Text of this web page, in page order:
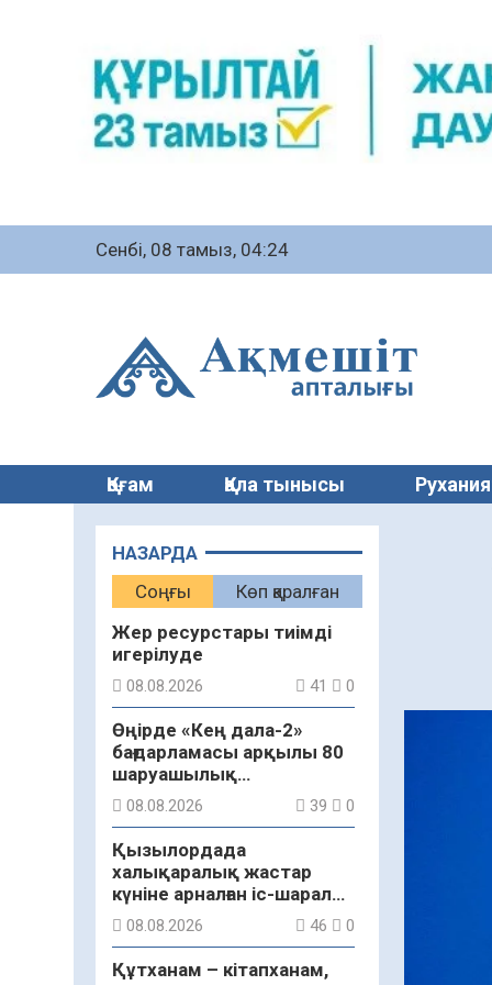
Сенбі, 08 тамыз, 04:24
Қоғам Қала тынысы
НАЗАРДА
Соңғы
Көп қаралған
Жер ресурстары тиімді
игерілуде
08.08.2026 41 0
Өңірде «Кең дала-2»
бағдарламасы арқылы 80
шаруашылық
қаржыландырылды
08.08.2026 39 0
Қызылордада
халықаралық жастар
күніне арналған іс-шаралар
бастау алды
08.08.2026 46 0
Құтханам – кітапханам,